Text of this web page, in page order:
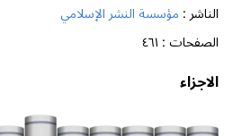
الناشر : مؤسسة النشر الإسلامي
الصفحات : ٤٦١
الاجزاء